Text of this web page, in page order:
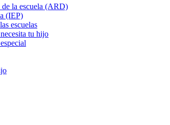
de la escuela (ARD)
(IEP)
escuelas
tu hijo